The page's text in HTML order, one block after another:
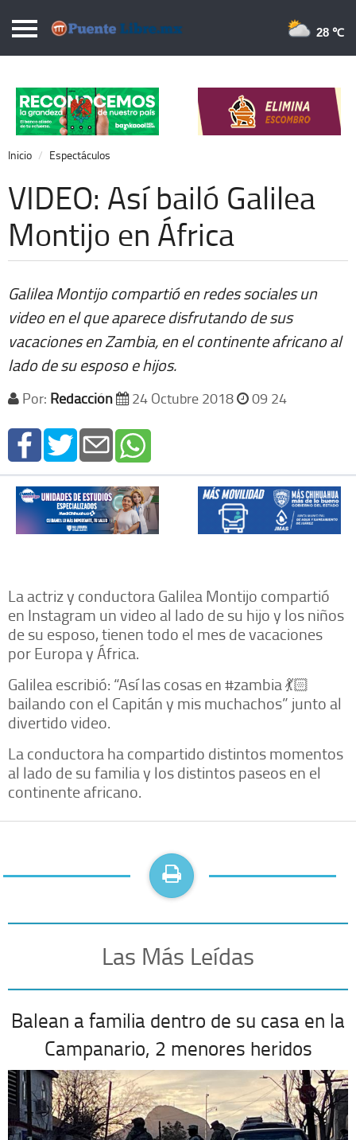
Puentelibre.mx
Local
Nacional
Opinión
Cronos
Economía
Espectáculos
Deportes
Extra +
28 ℃
Inicio Espectáculos
VIDEO: Así bailó Galilea
Montijo en África
Galilea Montijo compartió en redes sociales un
video en el que aparece disfrutando de sus
vacaciones en Zambia, en el continente africano al
lado de su esposo e hijos.
Por: Redacción 24 Octubre 2018 09 24
La actriz y conductora Galilea Montijo compartió
en Instagram un video al lado de su hijo y los niños
de su esposo, tienen todo el mes de vacaciones
por Europa y África.
Galilea escribió: “Así las cosas en #zambia 💃🏻
bailando con el Capitán y mis muchachos” junto al
divertido video.
La conductora ha compartido distintos momentos
al lado de su familia y los distintos paseos en el
continente africano.
Las Más Leídas
Balean a familia dentro de su casa en la
Campanario, 2 menores heridos